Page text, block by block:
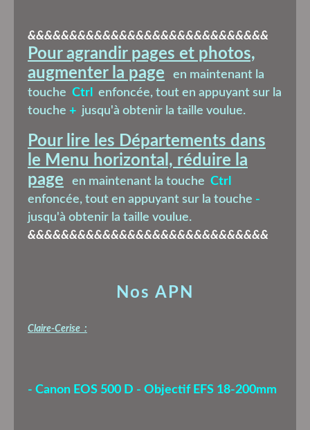
Nos APN
Claire-Cerise :
- Canon EOS 500 D - Objectif EFS 18-200mm
&&&&&&&&&&&&&&&&&&&&&&&&&&&&&
Pour agrandir pages et photos,
augmenter la page
en maintenant la
touche Ctrl
enfoncée, tout en appuyant sur la
touche + jusqu'à obtenir la taille voulue.
Pour lire les Départements dans
le Menu horizontal, réduire la
page
en maintenant la touche Ctrl
enfoncée, tout en appuyant sur la touche -
jusqu'à obtenir la taille voulue.
&&&&&&&&&&&&&&&&&&&&&&&&&&&&&